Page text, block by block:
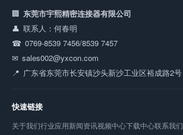
东莞市宇熙精密连接器有限公司
联系人：何春明
0769-8539 7456/8539 7457
sales002@yxcon.com
广东省东莞市长安镇沙头新沙工业区裕成路2号
快速链接
关于我们行业应用新闻资讯视频中心下载中心联系我们